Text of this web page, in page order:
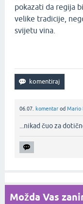
pokazati da regija
velike tradicije,
svijetu vina.
06.07. komentar od Mario
...nikad čuo za
Možda Vas